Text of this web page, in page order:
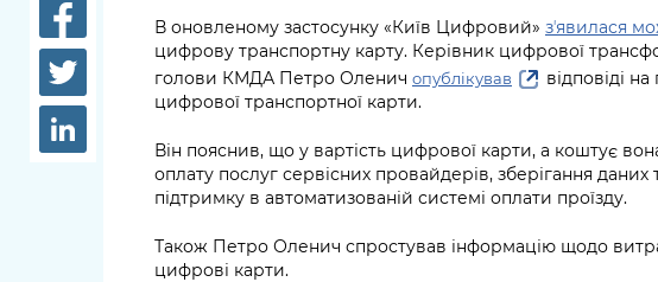
Структура
Рішення та розпорядження
перебувають на погодженні
КМВА
Лікарні та медицина
заклади
Дороги, транспорт та
В оновленому застосунку «Київ Цифровий» зʼявилася
цифрову транспортну карту. Керівник цифрової
голови КМДА Петро Оленич опублікував
відповіді
цифрової транспортної карти.
Він пояснив, що у вартість цифрової карти, а коштує
оплату послуг сервісних провайдерів, зберігання даних
підтримку в автоматизованій системі оплати проїзду.
Також Петро Оленич спростував інформацію щодо
цифрові карти.